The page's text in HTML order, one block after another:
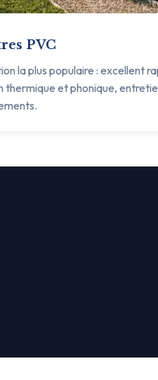
PVC
la plus populaire : excellent
thermique et phonique,